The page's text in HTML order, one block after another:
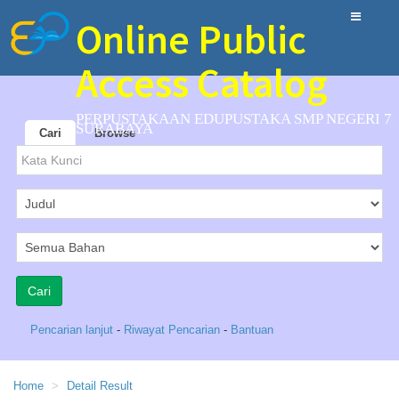
Online Public
Access Catalog
PERPUSTAKAAN EDUPUSTAKA SMP NEGERI 7
SURABAYA
Cari Browse
Pencarian lanjut - Riwayat Pencarian - Bantuan
Home Detail Result